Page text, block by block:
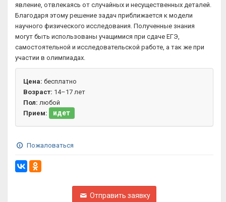
явление, отвлекаясь от случайных и несущественных деталей.
Благодаря этому решение задач приближается к модели
научного физического исследования. Полученные знания
могут быть использованы учащимися при сдаче ЕГЭ,
самостоятельной и исследовательской работе, а так же при
участии в олимпиадах.
Цена: бесплатно
Возраст: 14–17 лет
Пол: любой
Прием:
идет
Пожаловаться
Отправить заявку